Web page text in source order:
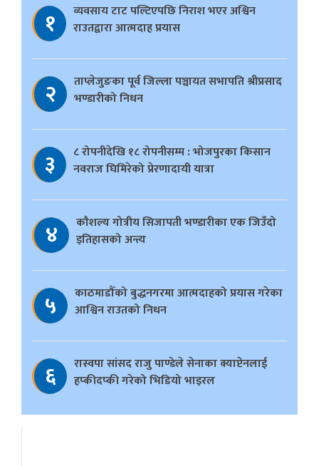
१
व्यवसाय टाट पल्टिएपछि निराश भएर अश्विन
राउतद्वारा आत्मदाह प्रयास
२
ताप्लेजुङका पूर्व जिल्ला पञ्चायत सभापति श्रीप्रसाद
भण्डारीको निधन
३
८ रोपनीदेखि १८ रोपनीसम्म : भोजपुरका किसान
नवराज घिमिरेको प्रेरणादायी यात्रा
४
काैशल्य गोत्रीय सिजापती भण्डारीका एक जिउँदो
इतिहासको अन्त्य
५
काठमाडौँको बुद्धनगरमा आत्मदाहको प्रयास गरेका
आश्विन राउतको निधन
६
रास्वपा सांसद राजु पाण्डेले सेनाका क्याप्टेनलाई
हप्कीदप्की गरेको भिडियो भाइरल